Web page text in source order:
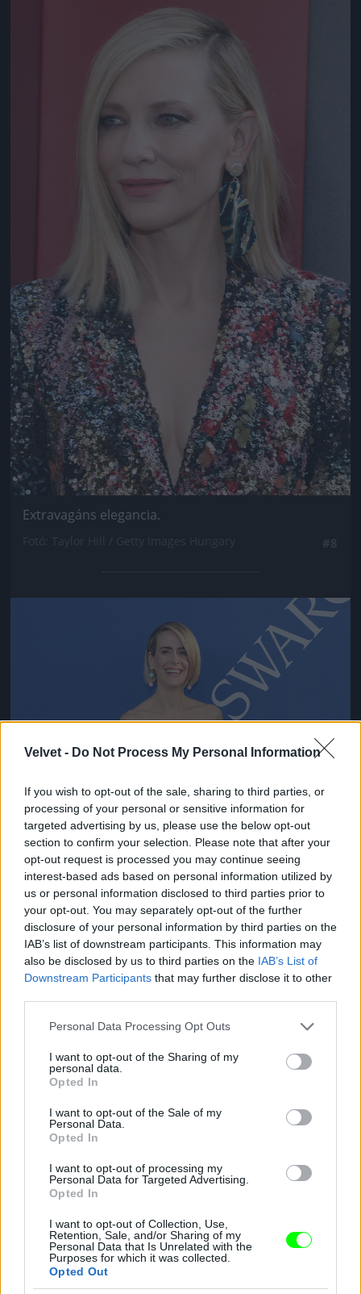
Velvet - Do Not Process My Personal Information
If you wish to opt-out of the sale, sharing to third parties, or
processing of your personal or sensitive information for
targeted advertising by us, please use the below opt-out
section to confirm your selection. Please note that after your
opt-out request is processed you may continue seeing
interest-based ads based on personal information utilized by
us or personal information disclosed to third parties prior to
your opt-out. You may separately opt-out of the further
disclosure of your personal information by third parties on the
IAB’s list of downstream participants. This information may
also be disclosed by us to third parties on the IAB’s List of
Downstream Participants that may further disclose it to other
Please note that this website/app uses one or more Google
not limited to your visit or usage behaviour. You may click to
grant or deny consent to Google and its third-party tags to
use your data for below specified purposes in below Google
consent section.
Personal Data Processing Opt Outs
I want to opt-out of the Sharing of my
personal data.
Opted In
I want to opt-out of the Sale of my
Personal Data.
Opted In
I want to opt-out of processing my
Personal Data for Targeted Advertising.
Opted In
I want to opt-out of Collection, Use,
Retention, Sale, and/or Sharing of my
Personal Data that Is Unrelated with the
Purposes for which it was collected.
Opted Out
Jön még kép!
Extravagáns elegancia.
Jön még kép!
3. Sarah Paulson
Jön még kép!